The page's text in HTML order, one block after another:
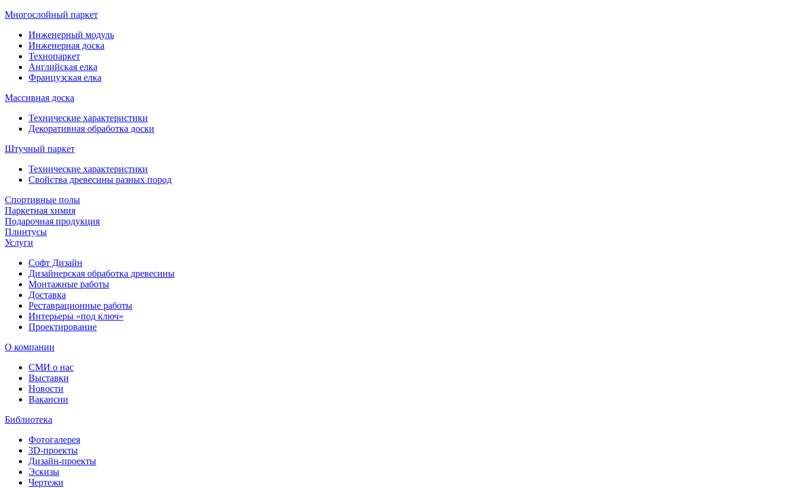
Многослойный паркет
Инженерный модуль
Инженерная доска
Технопаркет
Английская елка
Французская елка
Массивная доска
Технические характеристики
Декоративная обработка доски
Штучный паркет
Технические характеристики
Свойства древесины разных пород
Спортивные полы
Паркетная химия
Подарочная продукция
Плинтусы
Услуги
Софт Дизайн
Дизайнерская обработка древесины
Монтажные работы
Доставка
Реставрационные работы
Интерьеры «под ключ»
Проектирование
О компании
СМИ о нас
Выставки
Новости
Вакансии
Библиотека
Фотогалерея
3D-проекты
Дизайн-проекты
Эскизы
Чертежи